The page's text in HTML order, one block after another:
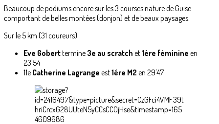
Beaucoup de podiums encore sur les 3 courses nature de Guise
comportant de belles montées (donjon) et de beaux paysages.
Sur le 5 km (31 coureurs)
Eve Goberttermine 3e au scratch et1ére féminine en
23'54
11e Catherine Lagrange est1ére M2 en 29'47